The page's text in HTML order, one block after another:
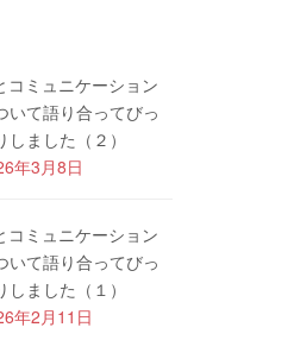
コミュニケーション
いて語り合ってびっ
しました（２）
年3月8日
コミュニケーション
いて語り合ってびっ
しました（１）
年2月11日